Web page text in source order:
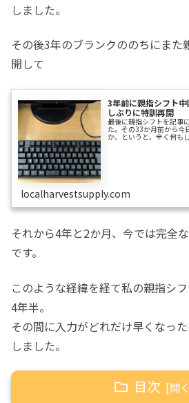
しました。
その後3年のブランクののちにまた
開して
3年前に親指シフト
しぶりに特訓再開
最後に親指シフトを記事
た。その33か月前から今
か、というと、全く何も
フト用のエミュレータが
localharvestsupply.com
それから4年と2か月、今では完全
です。
このような経緯を経て私の親指シ
4年半。
その間に入力がどれだけ早くなっ
しました。
目次